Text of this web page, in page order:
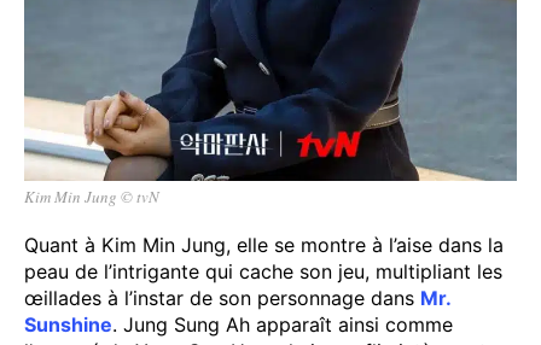
Kim Min Jung © tvN
Quant à Kim Min Jung, elle se montre à l’aise dans la
peau de l’intrigante qui cache son jeu, multipliant les
œillades à l’instar de son personnage dans Mr.
Sunshine. Jung Sung Ah apparaît ainsi comme